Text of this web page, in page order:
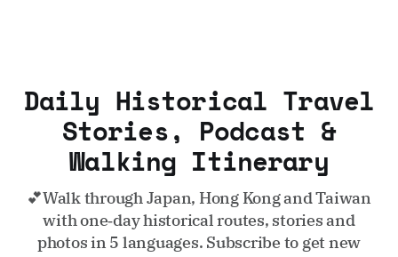
Daily Historical Travel
Stories, Podcast &
Walking Itinerary
💕Walk through Japan, Hong Kong and Taiwan
with one‑day historical routes, stories and
photos in 5 languages. Subscribe to get new